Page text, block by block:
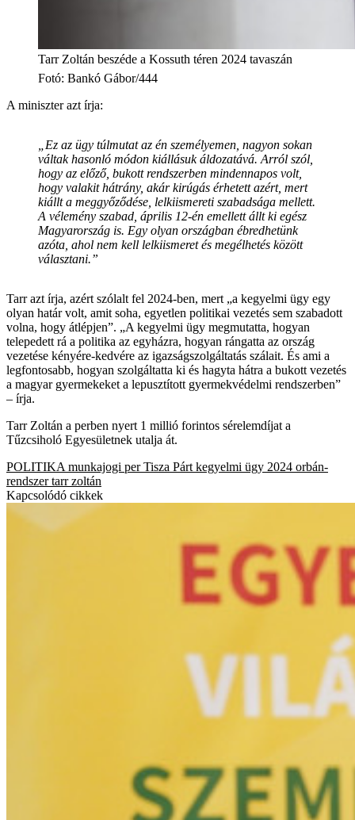
Tarr Zoltán beszéde a Kossuth téren 2024 tavaszán
Fotó: Bankó Gábor/444
A miniszter azt írja:
„Ez az ügy túlmutat az én személyemen, nagyon sokan
váltak hasonló módon kiállásuk áldozatává. Arról szól,
hogy az előző, bukott rendszerben mindennapos volt,
hogy valakit hátrány, akár kirúgás érhetett azért, mert
kiállt a meggyőződése, lelkiismereti szabadsága mellett.
A vélemény szabad, április 12-én emellett állt ki egész
Magyarország is. Egy olyan országban ébredhetünk
azóta, ahol nem kell lelkiismeret és megélhetés között
választani.”
Tarr azt írja, azért szólalt fel 2024-ben, mert „a kegyelmi ügy egy
olyan határ volt, amit soha, egyetlen politikai vezetés sem szabadott
volna, hogy átlépjen”. „A kegyelmi ügy megmutatta, hogyan
telepedett rá a politika az egyházra, hogyan rángatta az ország
vezetése kényére-kedvére az igazságszolgáltatás szálait. És ami a
legfontosabb, hogyan szolgáltatta ki és hagyta hátra a bukott vezetés
a magyar gyermekeket a lepusztított gyermekvédelmi rendszerben”
– írja.
Tarr Zoltán a perben nyert 1 millió forintos sérelemdíjat a
Tűzcsiholó Egyesületnek utalja át.
POLITIKA munkajogi per Tisza Párt kegyelmi ügy 2024 orbán-
rendszer tarr zoltán
Kapcsolódó cikkek